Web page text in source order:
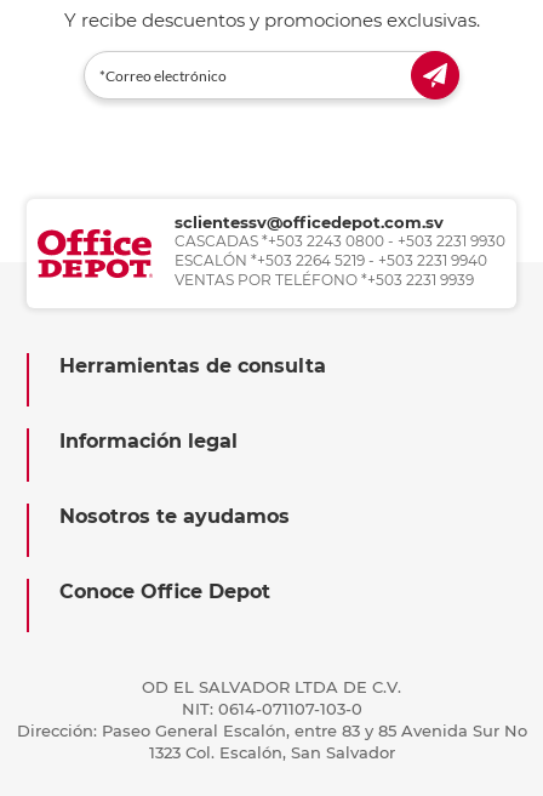
Y recibe descuentos y promociones exclusivas.
sclientessv@officedepot.com.sv
CASCADAS *+503 2243 0800 - +503 2231 9930
ESCALÓN *+503 2264 5219 - +503 2231 9940
VENTAS POR TELÉFONO *+503 2231 9939
Herramientas de consulta
Información legal
Nosotros te ayudamos
Conoce Office Depot
OD EL SALVADOR LTDA DE C.V.
NIT: 0614-071107-103-0
Dirección: Paseo General Escalón, entre 83 y 85 Avenida Sur No
1323 Col. Escalón, San Salvador